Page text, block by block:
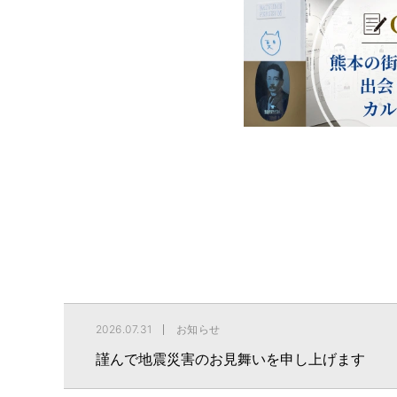
2026.07.31 お知らせ
謹んで地震災害のお見舞いを申し上げます